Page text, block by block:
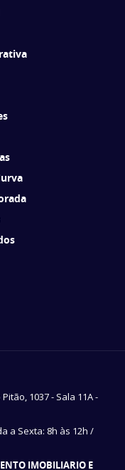
1037 - Sala 11A -
a Sexta: 8h às 12h /
IMOBILIARIO E